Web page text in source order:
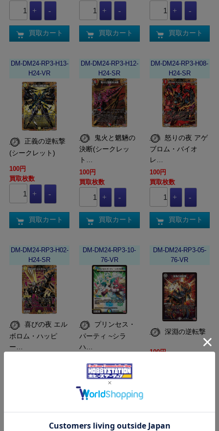
買取カート 買取カート 買取カート
DM-DM24-RP3-H13-
H24-VR
(シークレット)
100円
買取枚数
買取カート
DM-DM24-RP3-H12-
H24-SR
決断(シークレッ
ト…
100円
買取枚数
買取カート
DM-DM24-RP3-H08-
H24-SR
ブロム・バイオ
レ…
100円
買取枚数
買取カート
DM-DM24-RP3-H02-
H24-SR
ボロム・ハッピ
ー…
DM-DM24-RP3-10-
76-VR
パーティ ~シラ
ハ…
買取枚数
DM-DM24-RP3-05-
76-VR
深淵の逆転撃
100円